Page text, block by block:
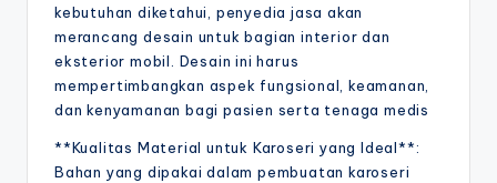
kebutuhan diketahui, penyedia jasa akan
merancang desain untuk bagian interior dan
eksterior mobil. Desain ini harus
mempertimbangkan aspek fungsional, keamanan,
dan kenyamanan bagi pasien serta tenaga medis
**Kualitas Material untuk Karoseri yang Ideal**:
Bahan yang dipakai dalam pembuatan karoseri